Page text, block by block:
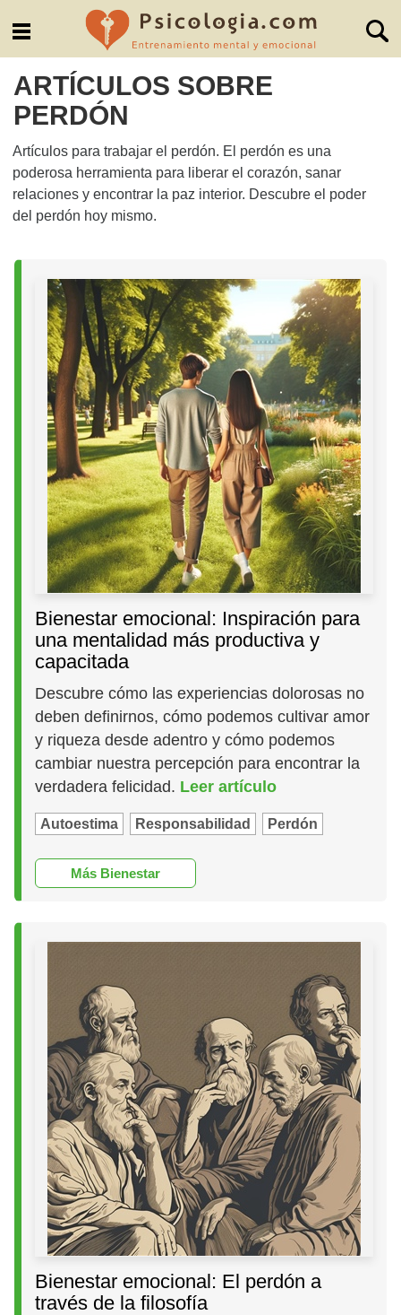
ARTÍCULOS SOBRE
PERDÓN
Artículos para trabajar el perdón. El perdón es una
poderosa herramienta para liberar el corazón, sanar
relaciones y encontrar la paz interior. Descubre el poder
del perdón hoy mismo.
Bienestar emocional: Inspiración para
una mentalidad más productiva y
capacitada
Descubre cómo las experiencias dolorosas no
deben definirnos, cómo podemos cultivar amor
y riqueza desde adentro y cómo podemos
cambiar nuestra percepción para encontrar la
verdadera felicidad. Leer artículo
Autoestima Responsabilidad Perdón
Más Bienestar
Bienestar emocional: El perdón a
través de la filosofía